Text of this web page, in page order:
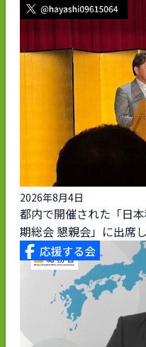
2026年8月4日
都内で開催された「日
期総会 懇親会」に出席